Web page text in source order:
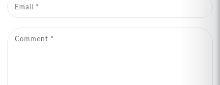
Email *
Comment *